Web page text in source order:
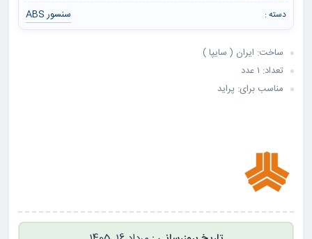
دسته :
سنسور ABS
ساخت: ایران ( سایپا )
تعداد: ۱ عدد
مناسب برای: پراید